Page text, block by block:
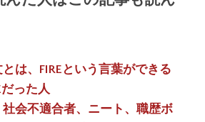
は、FIREという言葉ができる
だった人
会不適合者、ニート、職歴ボ